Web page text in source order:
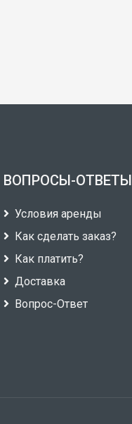
ВОПРОСЫ-ОТВЕТЫ
Условия аренды
Как сделать заказ?
Как платить?
Доставка
Вопрос-Ответ